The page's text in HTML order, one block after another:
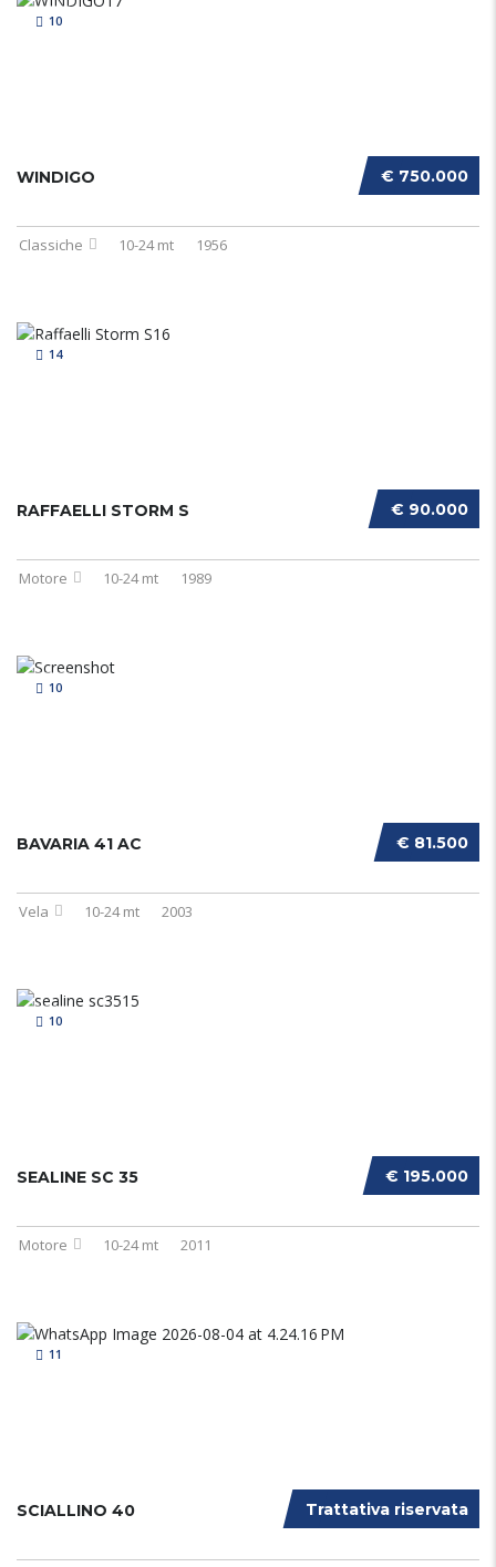
10
€ 750.000
WINDIGO
Classiche 10-24 mt 1956
14
€ 90.000
RAFFAELLI STORM S
Motore 10-24 mt 1989
10
€ 81.500
BAVARIA 41 AC
Vela 10-24 mt 2003
10
€ 195.000
SEALINE SC 35
Motore 10-24 mt 2011
11
Trattativa riservata
SCIALLINO 40